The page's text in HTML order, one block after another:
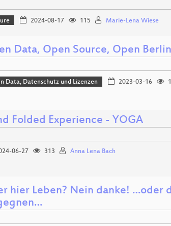
2024-08-17 115 Marie-Lena Wiese
Data, Open Source, Open Berlin
Data, Datenschutz und Lizenzen 2023-03-16
Folded Experience - YOGA
06-27 313 Anna Lena Bach
hier Leben? Nein danke! …oder